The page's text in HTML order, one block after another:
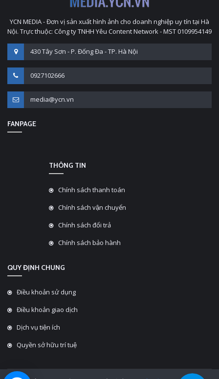
YCN MEDIA - Đơn vị sản xuất hình ảnh cho doanh nghiệp uy tín tại Hà
Nội. Trực thuộc: Công ty TNHH Yêu Content Network - MST 0109954149
430 Tây Sơn - P. Đống Đa - TP. Hà Nội
0927102666
media@ycn.vn
FANPAGE
THÔNG TIN
Chính sách thanh toán
Chính sách vận chuyển
Chính sách đổi trả
Chính sách bảo hành
QUY ĐỊNH CHUNG
Điều khoản sử dụng
Điều khoản giao dịch
Dịch vụ tiện ích
Quyền sở hữu trí tuệ